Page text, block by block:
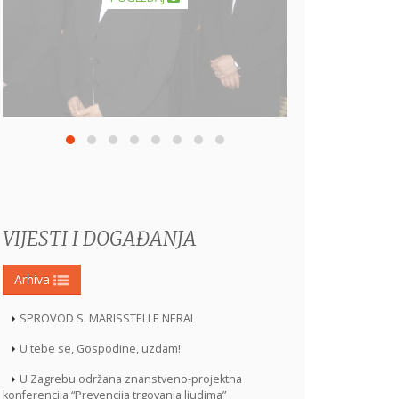
VIJESTI I DOGAĐANJA
Arhiva
SPROVOD S. MARISSTELLE NERAL
U tebe se, Gospodine, uzdam!
U Zagrebu održana znanstveno-projektna
konferencija “Prevencija trgovanja ljudima”